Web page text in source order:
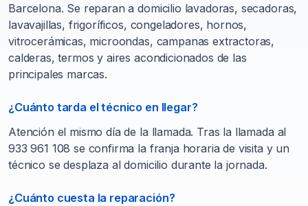
Barcelona. Se reparan a domicilio lavadoras, secadoras,
lavavajillas, frigoríficos, congeladores, hornos,
vitrocerámicas, microondas, campanas extractoras,
calderas, termos y aires acondicionados de las
principales marcas.
¿Cuánto tarda el técnico en llegar?
Atención el mismo día de la llamada. Tras la llamada al
933 961 108 se confirma la franja horaria de visita y un
técnico se desplaza al domicilio durante la jornada.
¿Cuánto cuesta la reparación?